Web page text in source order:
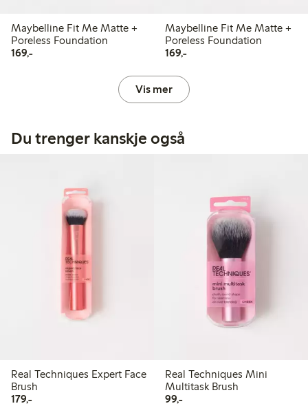
Maybelline Fit Me Matte +
Poreless Foundation
169,-169,00 kr
Maybelline Fit Me Matte +
Poreless Foundation
169,-169,00 kr
Vis mer
Du trenger kanskje også
Real Techniques Expert Face
Brush
179,-179,00 kr
Real Techniques Mini
Multitask Brush
99,-99,00 kr